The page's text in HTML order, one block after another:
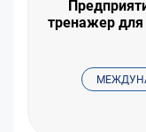
тренажер для